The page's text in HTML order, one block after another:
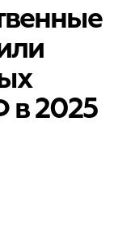
в 2025